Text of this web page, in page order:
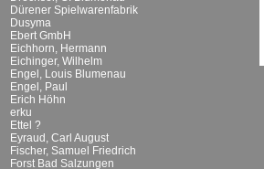
Dürener Spielwarenfabrik
Dusyma
Ebert GmbH
Eichhorn, Hermann
Eichinger, Wilhelm
Engel, Louis Blumenau
Engel, Paul
Erich Höhn
erku
Ettel ?
Eyraud, Carl August
Fischer, Samuel Friedrich
Forst Bad Salzungen